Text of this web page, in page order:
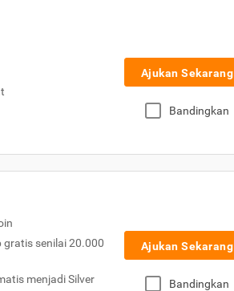
Ajukan Sekarang
Bandingkan
gratis senilai 20.000
menjadi Silver
Ajukan Sekarang
Bandingkan